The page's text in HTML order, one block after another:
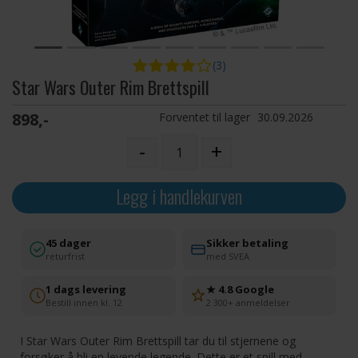
(3)
Star Wars Outer Rim Brettspill
898,- Forventet til lager 30.09.2026
- +
Legg i handlekurven
45 dager
returfrist
Sikker betaling
med SVEA
1 dags levering
Bestill innen kl. 12
★ 4.8 Google
2 300+ anmeldelser
I Star Wars Outer Rim Brettspill tar du til stjernene og